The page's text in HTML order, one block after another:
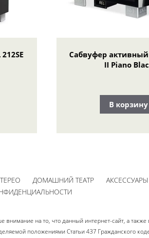
Сабвуфер активный
II Piano
В корзину
ДОМАШНИЙ ТЕАТР АКСЕССУАРЫ
на то, что данный интернет-сайт, а
положениями Статьи 437 Гражданского